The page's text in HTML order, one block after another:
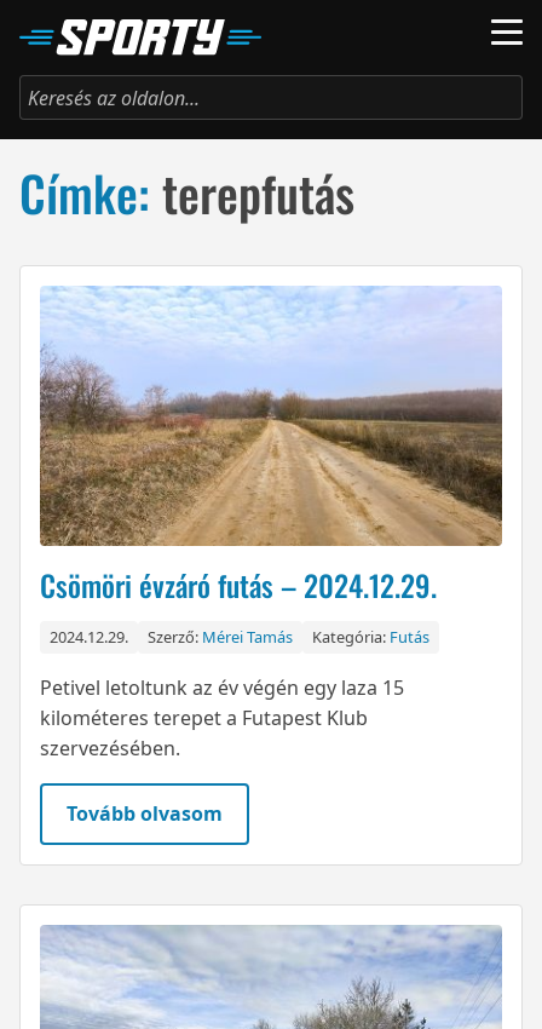
Címke: terepfutás
Csömöri évzáró futás – 2024.12.29.
2024.12.29. Szerző: Mérei Tamás Kategória: Futás
Petivel letoltunk az év végén egy laza 15
kilométeres terepet a Futapest Klub
szervezésében.
Tovább olvasom